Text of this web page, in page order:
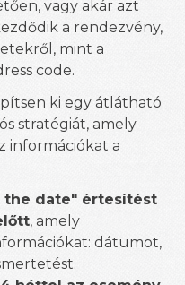
vagy akár azt
a rendezvény,
mint a
code.
ki egy átlátható
stratégiát, amely
információkat a
the date" értesítést
, amely
dátumot,